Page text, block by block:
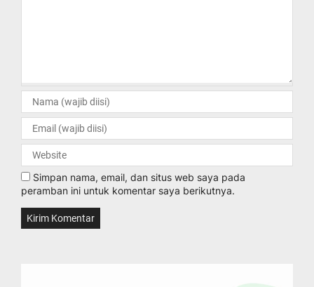
Simpan nama, email, dan situs web saya pada
peramban ini untuk komentar saya berikutnya.